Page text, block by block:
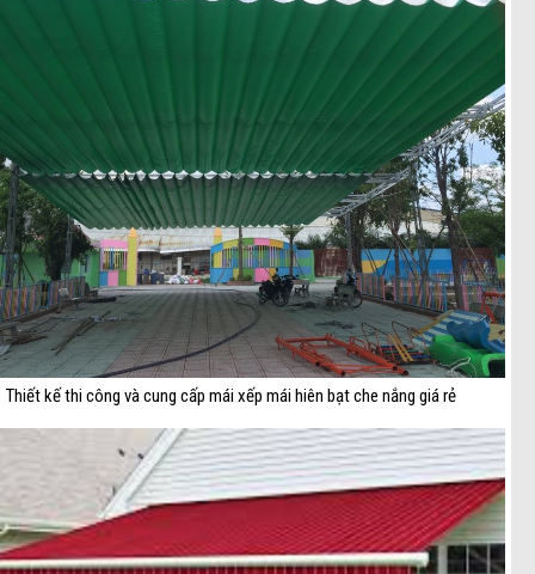
Thiết kế thi công và cung cấp mái xếp mái hiên bạt che nắng giá rẻ